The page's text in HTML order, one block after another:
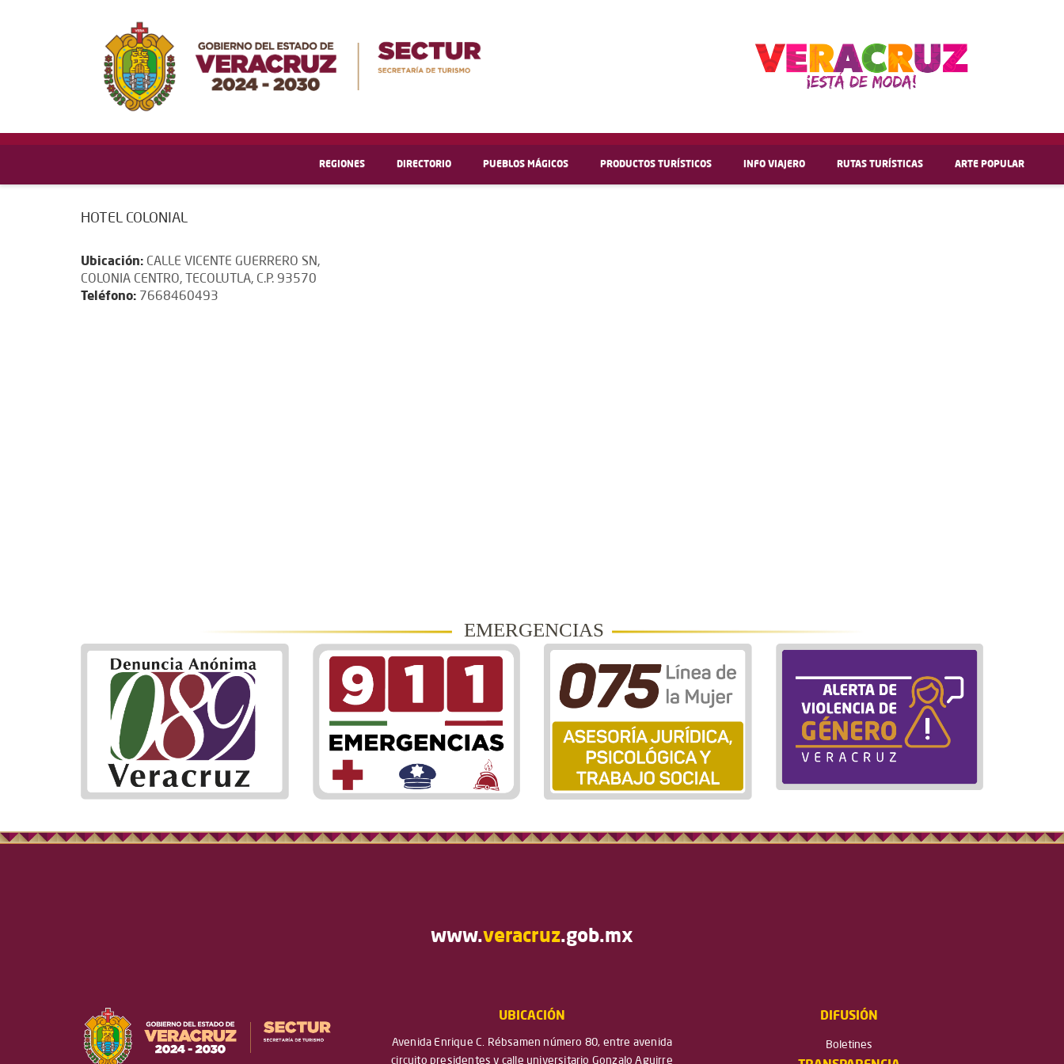
REGIONES DIRECTORIO PUEBLOS MÁGICOS PRODUCTOS TURÍSTICOS INFO VIAJERO RUTAS TURÍSTICAS ARTE POPULAR
HOTEL COLONIAL
Ubicación: CALLE VICENTE GUERRERO SN,
COLONIA CENTRO, TECOLUTLA, C.P. 93570
Teléfono: 7668460493
EMERGENCIAS
www.veracruz.gob.mx
UBICACIÓN
Avenida Enrique C. Rébsamen número 80, entre avenida
circuito presidentes y calle universitario Gonzalo Aguirre
DIFUSIÓN
Boletines